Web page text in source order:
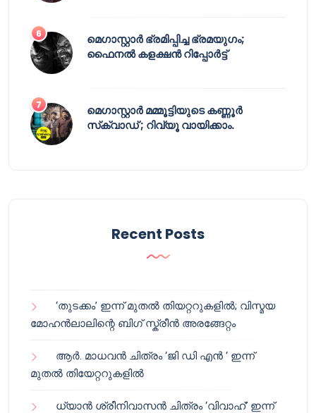
മെഗാസ്റ്റാർ ഭ്രമിപ്പിച്ച ഭ്രമയുഗം;
ഫൈനൽ കളക്ഷൻ റിപ്പോർട്ട്
മെഗാസ്റ്റാർ മമ്മൂട്ടിയുടെ കണ്ണൂർ
സ്‌ക്വാഡ് ; റിവ്യൂ വായിക്കാം.
Recent Posts
‘തുടക്കം’ ഇന്ന് മുതൽ തിയറ്ററുകളിൽ; വിസ്മയ
മോഹൻലാലിന്റെ ബിഗ് സ്ക്രീൻ അരങ്ങേറ്റം
ആർ. മാധവൻ ചിത്രം ‘ജി ഡി എൻ ‘ ഇന്ന്
മുതൽ തിയേറ്ററുകളിൽ
ധ്യാൻ ശ്രീനിവാസൻ ചിത്രം ‘വിവാഹ്’ ഇന്ന്